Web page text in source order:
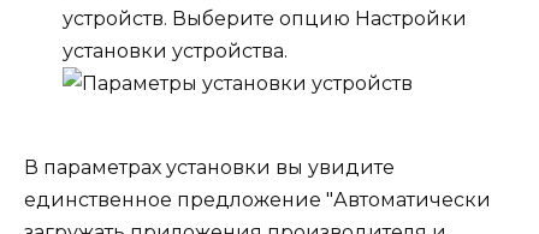
устройств. Выберите опцию Настройки
установки устройства.
В параметрах установки вы увидите
единственное предложение "Автоматически